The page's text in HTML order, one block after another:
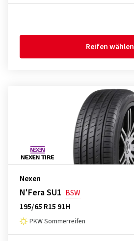
Reifen wählen
Nexen
N'Fera SU1 BSW
195/65 R15 91H
PKW Sommerreifen